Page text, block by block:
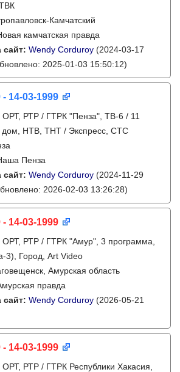
Камчатский
камчатская правда
сайт: Wendy Corduroy (2024-03-17
2025-01-03 15:50:12)
- 14-03-1999
ОРТ, РТР / ГТРК "Пенза", ТВ-6 / 11
дом, НТВ, ТНТ / Экспресс, СТС
Пенза
сайт: Wendy Corduroy (2024-11-29
2026-02-03 13:26:28)
- 14-03-1999
ОРТ, РТР / ГТРК "Амур", 3 программа,
3), Город, Art Video
Амурская область
правда
сайт: Wendy Corduroy (2026-05-21
- 14-03-1999
ОРТ, РТР / ГТРК Республики Хакасия,